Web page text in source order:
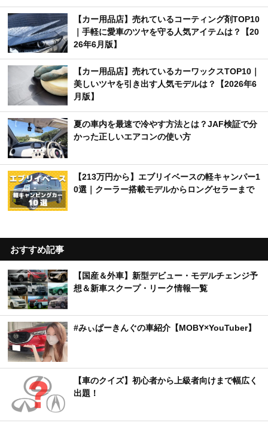
【カー用品店】売れているコーティング剤TOP10
｜手軽に愛車のツヤを守る人気アイテムは？【20
26年6月版】
【カー用品店】売れているカーワックスTOP10｜
美しいツヤを引き出す人気モデルは？【2026年6
月版】
夏の車内を最速で冷やす方法とは？JAF検証で分
かった正しいエアコンの使い方
【213万円から】エブリイベースの軽キャンパー1
0選｜クーラー搭載モデルからロングセラーまで
おすすめ記事
【国産＆外車】新型デビュー・モデルチェンジ予
想＆新車スクープ・リーク情報一覧
#みぃぱーきんぐの車紹介【MOBY×YouTuber】
【車のクイズ】初心者から上級者向けまで幅広く
出題！